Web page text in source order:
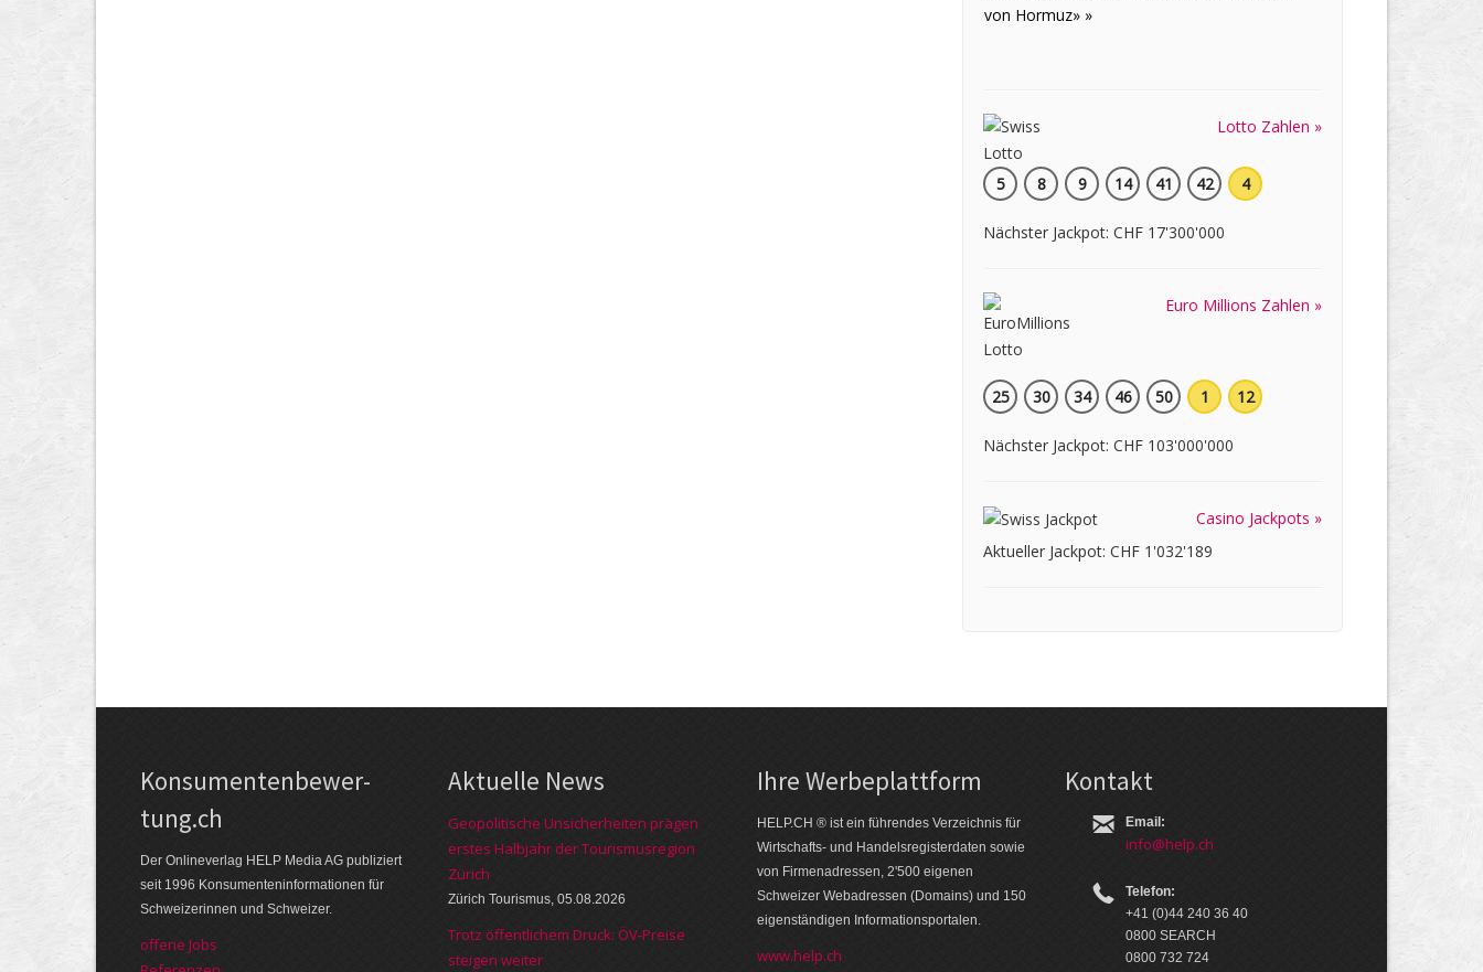
von Hormuz» »
Lotto Zahlen »
5 8 9 14 41 42 4
Nächster Jackpot: CHF 17'300'000
Euro Millions Zahlen »
25 30 34 46 50 1 12
Nächster Jackpot: CHF 103'000'000
Casino Jackpots »
Aktueller Jackpot: CHF 1'032'189
Kon­su­menten­be­wer­
tung.ch
Der Online­verlag HELP Media AG publi­ziert
seit 1996 Kon­su­menten­infor­mationen für
Schwei­zerinnen und Schweizer.
offene Jobs
Aktuelle News
Geopolitische Unsicherheiten prägen
erstes Halbjahr der Tourismusregion
Zürich
Zürich Tourismus, 05.08.2026
Trotz öffentlichem Druck: ÖV-Preise
steigen weiter
Ihre Werbe­platt­form
HELP.CH ® ist ein führendes Ver­zeich­nis für
Wirt­schafts- und Handels­register­daten so­wie
von Firmen­adressen, 2'500 eige­nen
Schweizer Web­adressen (Domains) und 150
eigen­ständigen Infor­mations­por­talen.
www.help.ch
Kontakt
Email:
info@help.ch
Telefon:
+41 (0)44 240 36 40
0800 SEARCH
0800 732 724